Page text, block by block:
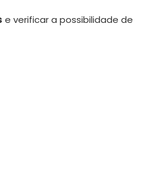
e verificar a possibilidade de